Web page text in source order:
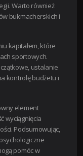
Warto również
bukmacherskich i
kapitałem, które
sportowych.
ustalanie
kontrolę budżetu i
element
wyciągnięcia
Podsumowując,
pomóc w